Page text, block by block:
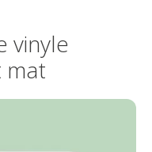
vinyle
mat